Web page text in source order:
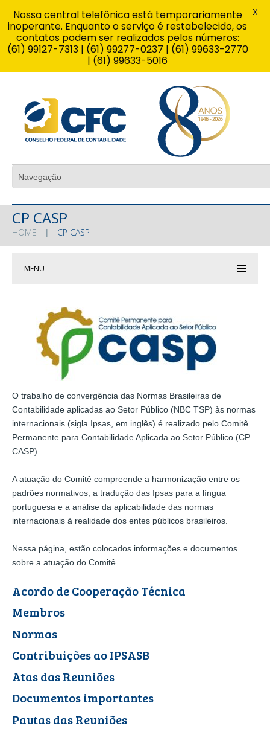
CP CASP
HOME CP CASP
MENU
O trabalho de convergência das Normas Brasileiras de
Contabilidade aplicadas ao Setor Público (NBC TSP) às normas
internacionais (sigla Ipsas, em inglês) é realizado pelo Comitê
Permanente para Contabilidade Aplicada ao Setor Público (CP
CASP).
A atuação do Comitê compreende a harmonização entre os
padrões normativos, a tradução das Ipsas para a língua
portuguesa e a análise da aplicabilidade das normas
internacionais à realidade dos entes públicos brasileiros.
Nessa página, estão colocados informações e documentos
sobre a atuação do Comitê.
Acordo de Cooperação Técnica
Membros
Normas
Contribuições ao IPSASB
Atas das Reuniões
Documentos importantes
Pautas das Reuniões
Nossa central telefônica está temporariamente
inoperante. Enquanto o serviço é restabelecido, os
contatos podem ser realizados pelos números:
(61) 99127-7313 | (61) 99277-0237 | (61) 99633-2770
| (61) 99633-5016
X